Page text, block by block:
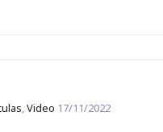
Video 17/11/2022